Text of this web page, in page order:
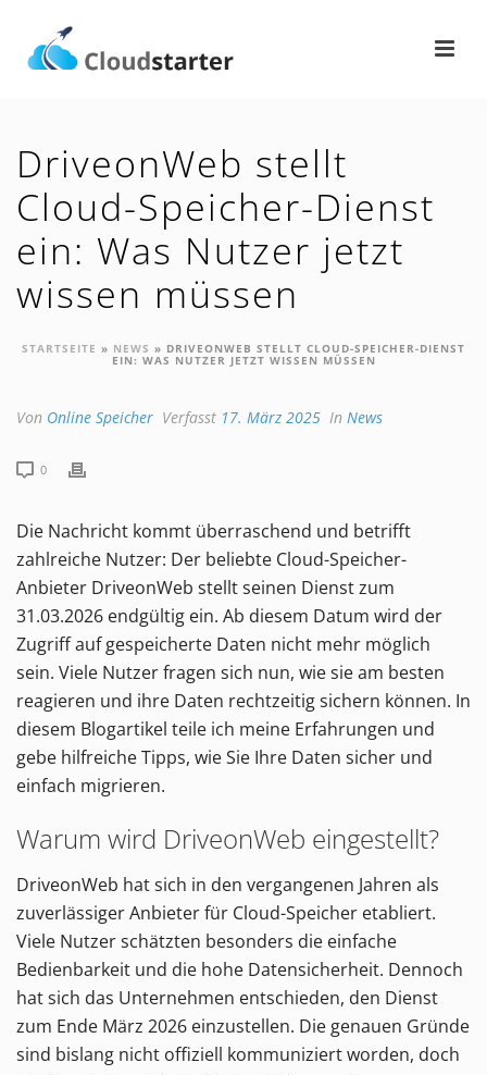
DriveonWeb stellt
Cloud-Speicher-Dienst
ein: Was Nutzer jetzt
wissen müssen
STARTSEITE » NEWS » DRIVEONWEB STELLT CLOUD-SPEICHER-DIENST
EIN: WAS NUTZER JETZT WISSEN MÜSSEN
Von Online Speicher Verfasst 17. März 2025 In News
0
Die Nachricht kommt überraschend und betrifft
zahlreiche Nutzer: Der beliebte Cloud-Speicher-
Anbieter DriveonWeb stellt seinen Dienst zum
31.03.2026 endgültig ein. Ab diesem Datum wird der
Zugriff auf gespeicherte Daten nicht mehr möglich
sein. Viele Nutzer fragen sich nun, wie sie am besten
reagieren und ihre Daten rechtzeitig sichern können. In
diesem Blogartikel teile ich meine Erfahrungen und
gebe hilfreiche Tipps, wie Sie Ihre Daten sicher und
einfach migrieren.
Warum wird DriveonWeb eingestellt?
DriveonWeb hat sich in den vergangenen Jahren als
zuverlässiger Anbieter für Cloud-Speicher etabliert.
Viele Nutzer schätzten besonders die einfache
Bedienbarkeit und die hohe Datensicherheit. Dennoch
hat sich das Unternehmen entschieden, den Dienst
zum Ende März 2026 einzustellen. Die genauen Gründe
sind bislang nicht offiziell kommuniziert worden, doch